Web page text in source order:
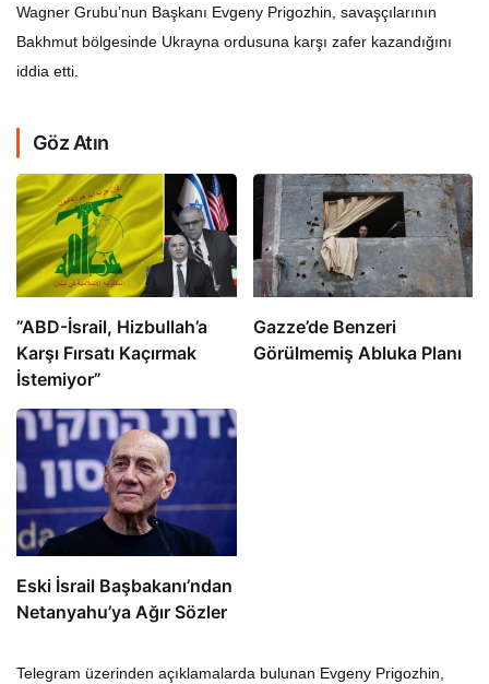
Wagner Grubu’nun Başkanı Evgeny Prigozhin, savaşçılarının
Bakhmut bölgesinde Ukrayna ordusuna karşı zafer kazandığını
iddia etti.
Göz Atın
​​​​​​​”ABD-İsrail, Hizbullah’a
Karşı Fırsatı Kaçırmak
İstemiyor”
​​​​​​​Gazze’de Benzeri
Görülmemiş Abluka Planı
Eski İsrail Başbakanı’ndan
Netanyahu’ya Ağır Sözler
Telegram üzerinden açıklamalarda bulunan Evgeny Prigozhin,